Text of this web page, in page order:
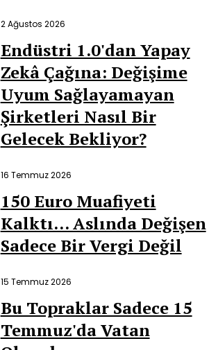
2 Ağustos 2026
Endüstri 1.0'dan Yapay
Zekâ Çağına: Değişime
Uyum Sağlayamayan
Şirketleri Nasıl Bir
Gelecek Bekliyor?
16 Temmuz 2026
150 Euro Muafiyeti
Kalktı… Aslında Değişen
Sadece Bir Vergi Değil
15 Temmuz 2026
Bu Topraklar Sadece 15
Temmuz'da Vatan